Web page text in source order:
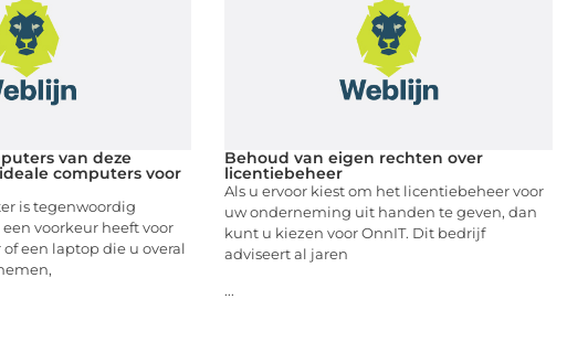
van deze
computers voor
is tegenwoordig
voorkeur heeft voor
een laptop die u overal
Behoud van eigen rechten over
licentiebeheer
Als u ervoor kiest om het licentiebeheer voor
uw onderneming uit handen te geven, dan
kunt u kiezen voor OnnIT. Dit bedrijf
adviseert al jaren
...